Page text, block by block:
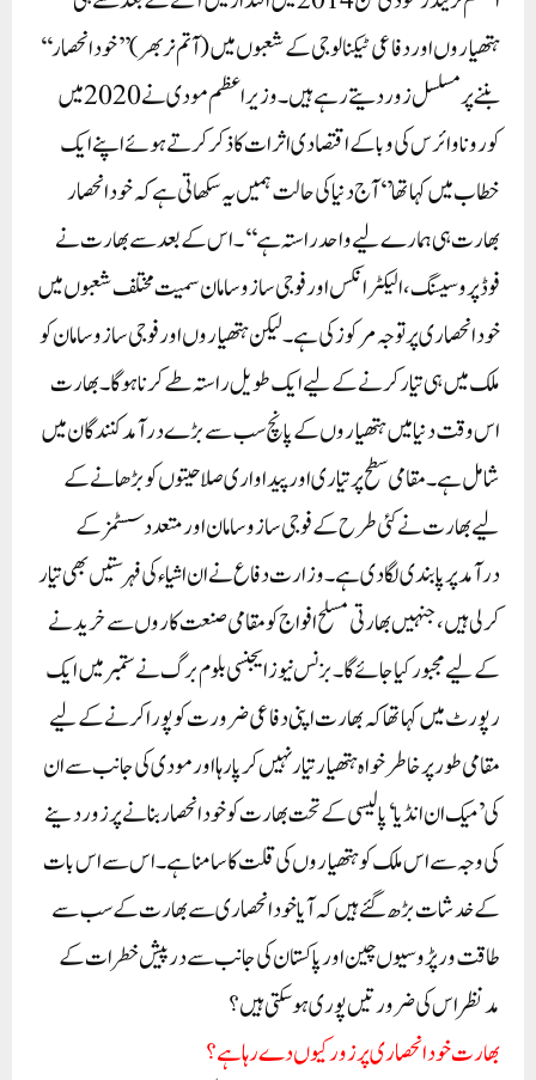
ہتھیاروں اور دفاعی ٹیکنالوجی کے شعبوں میں (آتم نربھر) ’’خود انحصار‘‘
بننے پر مسلسل زور دیتے رہے ہیں۔وزیر اعظم مودی نے 2020 میں
کورونا وائرس کی وبا کے اقتصادی اثرات کا ذکر کرتے ہوئے اپنے ایک
خطاب میں کہا تھا’‘آج دنیا کی حالت ہمیں یہ سکھاتی ہے کہ خود انحصار
بھارت ہی ہمارے لیے واحد راستہ ہے‘‘۔اس کے بعد سے بھارت نے
فوڈ پروسیسنگ، الیکٹرانکس اور فوجی ساز و سامان سمیت مختلف شعبوں میں
خود انحصاری پر توجہ مرکوز کی ہے۔ لیکن ہتھیاروں اور فوجی ساز و سامان کو
ملک میں ہی تیار کرنےکے لیے ایک طویل راستہ طے کرنا ہو گا۔ بھارت
اس وقت دنیا میں ہتھیاروں کے پانچ سب سے بڑے درآمدکنندگان میں
شامل ہے۔مقامی سطح پر تیاری اور پیداواری صلاحیتوں کو بڑھانے کے
لیے بھارت نے کئی طرح کے فوجی ساز و سامان اور متعدد سسٹمز کے
درآمد پر پابندی لگا دی ہے۔ وزارت دفاع نے ان اشیاء کی فہرستیں بھی تیار
کر لی ہیں، جنہیں بھارتی مسلح افواج کو مقامی صنعت کاروں سے خریدنے
کے لیے مجبور کیا جائے گا۔بزنس نیوز ایجنسی بلوم برگ نے ستمبر میں ایک
رپورٹ میں کہا تھا کہ بھارت اپنی دفاعی ضرورت کو پورا کرنے کے لیے
مقامی طور پر خاطرخواہ ہتھیار تیار نہیں کر پا رہا اور مودی کی جانب سے ان
کی’میک ان انڈیا‘ پالیسی کے تحت بھارت کو خود انحصار بنانے پر زور دینے
کی وجہ سے اس ملک کو ہتھیاروں کی قلت کا سامنا ہے۔اس سے اس بات
کے خدشات بڑھ گئے ہیں کہ آیا خود انحصاری سے بھارت کے سب سے
طاقت ور پڑوسیوں چین اور پاکستان کی جانب سے درپیش خطرات کے
مدنظر اس کی ضرورتیں پوری ہو سکتی ہیں؟
بھارت خود انحصاری پر زور کیوں دے رہا ہے؟